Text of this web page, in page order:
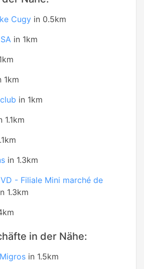
Cugy in 0.5km
in 1km
1km
in 1km
1.1km
in 1.3km
- Filiale Mini marché de
1.3km
in der Nähe:
in 1.5km